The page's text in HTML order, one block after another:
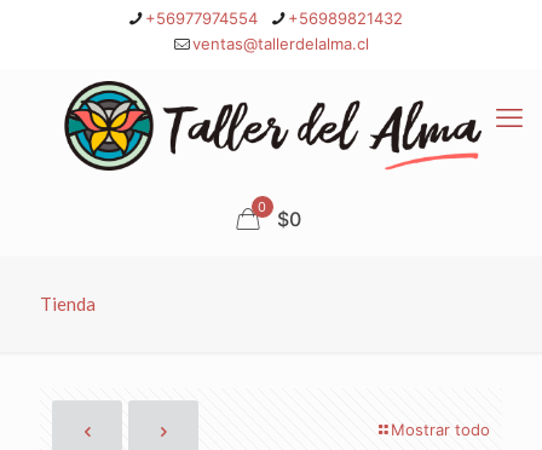
+56977974554
+56989821432
ventas@tallerdelalma.cl
0 $0
Tienda
Mostrar todo